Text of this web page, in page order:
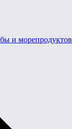
и морепродуктов